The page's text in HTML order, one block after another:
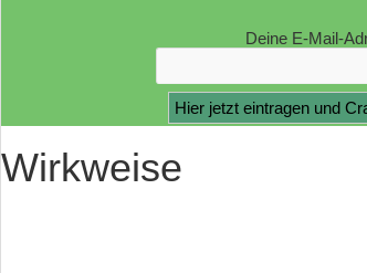
Deine E-Mail-
Wirkweise